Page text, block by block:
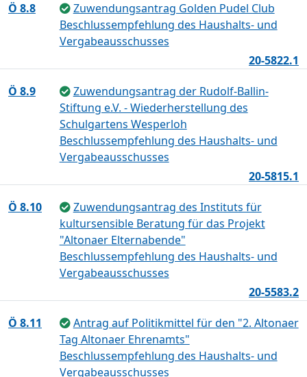
Ö 8.8
Zuwendungsantrag Golden Pudel Club
Beschlussempfehlung des Haushalts- und
Vergabeausschusses
20-5822.1
Ö 8.9
Zuwendungsantrag der Rudolf-Ballin-
Stiftung e.V. - Wiederherstellung des
Schulgartens Wesperloh
Beschlussempfehlung des Haushalts- und
Vergabeausschusses
20-5815.1
Ö 8.10
Zuwendungsantrag des Instituts für
kultursensible Beratung für das Projekt
"Altonaer Elternabende"
Beschlussempfehlung des Haushalts- und
Vergabeausschusses
20-5583.2
Ö 8.11
Antrag auf Politikmittel für den "2. Altonaer
Tag Altonaer Ehrenamts"
Beschlussempfehlung des Haushalts- und
Vergabeausschusses